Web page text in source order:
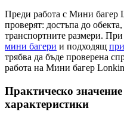
Преди работа с Мини багер
проверят: достъпа до
транспортните размери. При
мини багери и подходящ
трябва да бъде проверена
работа на Мини багер
Практическо
характеристики